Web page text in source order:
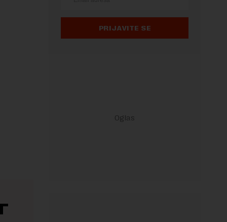
PRIJAVITE SE